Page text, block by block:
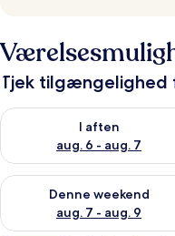
Tjek tilgængelighed
I aften
aug. 6 - aug. 7
Tjek tilgængelighed for i
Denne weekend
aug. 7 - aug. 9
Tjek tilgængelighed for